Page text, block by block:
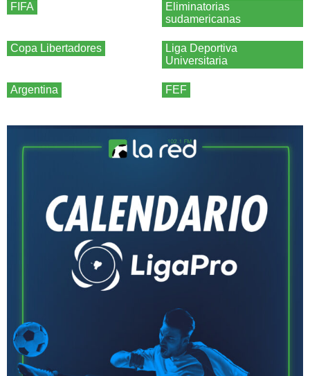
FIFA
Eliminatorias
sudamericanas
Copa Libertadores
Liga Deportiva
Universitaria
Argentina FEF